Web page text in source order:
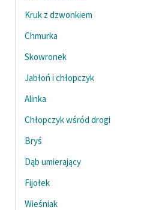
Kruk z dzwonkiem
Chmurka
Skowronek
Jabłoń i chłopczyk
Alinka
Chłopczyk wśród drogi
Bryś
Dąb umierający
Fijołek
Wieśniak